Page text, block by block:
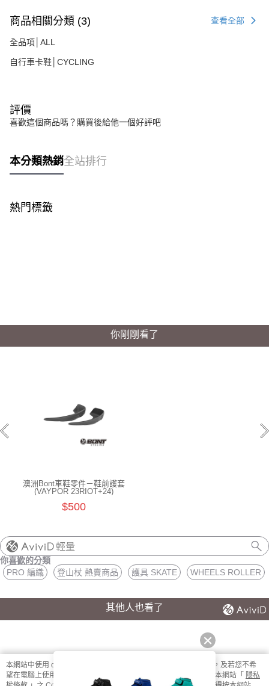
商品相關分類 (3) 查看全部
全品項│ALL
自行車卡鞋│CYCLING
評價
喜歡這個商品嗎？購買後給他一個好評吧
本分類熱銷全站排行
熱門標籤
你剛剛看了
澳洲Bont車鞋零件－鞋前護套
(VAYPOR 23RIOT+24)
$500
輕量
你喜歡的分類
PRO 編織
登山杖 熱賣商品 護具 SKATE WHEELS ROLLER
其他人也看了
本網站中使用 cookie，欲查詢有關本網站使用 cookie 方式之詳情，及若您不希
望在電腦上使用 cookie 時應如何變更電腦的 cookie 設定，請參閱本網站「 隱私